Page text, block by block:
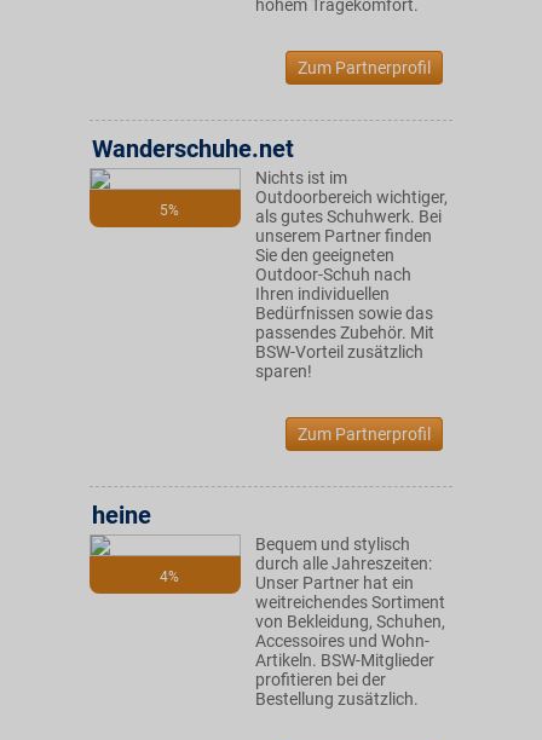
hohem Tragekomfort.
Zum Partnerprofil
5%
Wanderschuhe.net
Nichts ist im
Outdoorbereich wichtiger,
als gutes Schuhwerk. Bei
unserem Partner finden
Sie den geeigneten
Outdoor-Schuh nach
Ihren individuellen
Bedürfnissen sowie das
passendes Zubehör. Mit
BSW-Vorteil zusätzlich
sparen!
Zum Partnerprofil
4%
heine
Bequem und stylisch
durch alle Jahreszeiten:
Unser Partner hat ein
weitreichendes Sortiment
von Bekleidung, Schuhen,
Accessoires und Wohn-
Artikeln. BSW-Mitglieder
profitieren bei der
Bestellung zusätzlich.